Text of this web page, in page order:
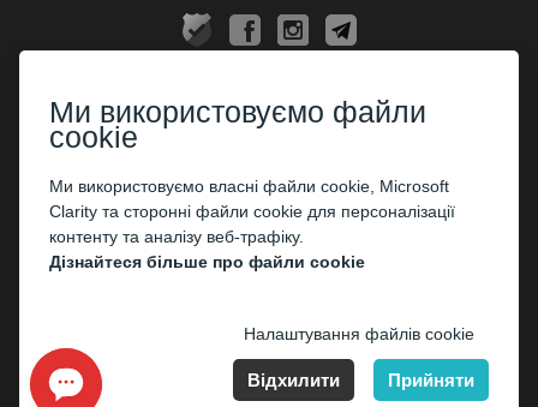
Каси
ПАРТНЕРАМ
Організаторам
Корпоративним клієнтам
Ми використовуємо файли
cookie
Ми використовуємо власні файли cookie, Microsoft
Clarity та сторонні файли cookie для персоналізації
контенту та аналізу веб-трафіку.
Дізнайтеся більше про файли cookie
Налаштування файлів cookie
Відхилити Прийняти